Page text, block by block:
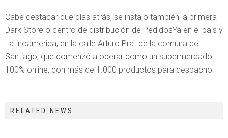
Cabe destacar que días atrás, se instaló también la primera
Dark Store o centro de distribución de PedidosYa en el país y
Latinoamerica, en la calle Arturo Prat de la comuna de
Santiago, que comenzó a operar como un supermercado
100% online, con más de 1.000 productos para despacho.
RELATED NEWS